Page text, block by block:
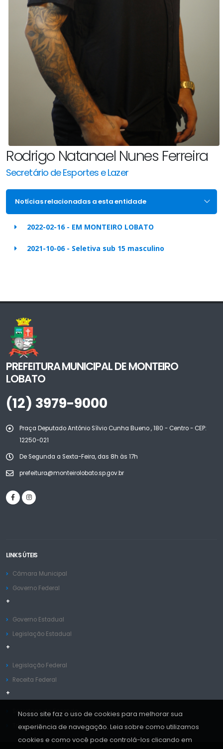
Rodrigo Natanael Nunes Ferreira
Secretário de Esportes e Lazer
Notícias relacionadas a esta entidade
2022-02-16 - EM MONTEIRO LOBATO
2021-10-06 - Seletiva sub 15 masculino
PREFEITURA MUNICIPAL DE MONTEIRO
LOBATO
(12) 3979-9000
Praça Deputado Antônio Sílvio Cunha Bueno , 180 - Centro - CEP:
12250-021
De Segunda a Sexta-Feira, das 8h às 17h
prefeitura@monteirolobato.sp.gov.br
LINKS ÚTEIS
Câmara Municipal
Governo Federal
+
Governo Estadual
Legislação Estadual
+
Legislação Federal
Receita Federal
+
Secretaria da Fazenda
Tribunal de Contas do Estado
Nosso site faz o uso de cookies para melhorar sua
experiência de navegação. Leia sobre como utilizamos
cookies e como você pode controlá-los clicando em